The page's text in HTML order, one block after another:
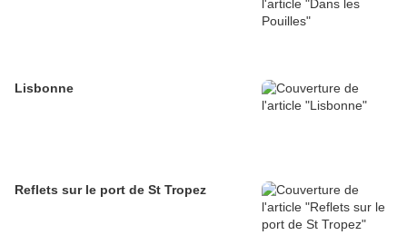
Lisbonne
Reflets sur le port de St Tropez